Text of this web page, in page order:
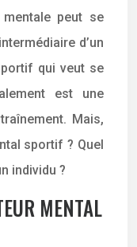
mentale peut se
d’un
qui veut se
est une
Mais,
sportif ? Quel
individu ?
MENTAL